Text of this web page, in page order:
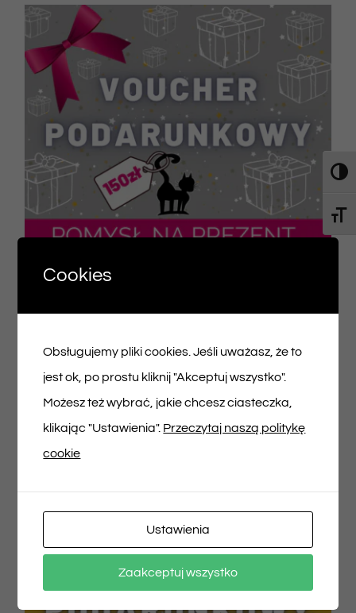
150,00zł
Dodaj do koszyka Szczegóły
Cookies
Obsługujemy pliki cookies. Jeśli uważasz, że to
jest ok, po prostu kliknij "Akceptuj wszystko".
Możesz też wybrać, jakie chcesz ciasteczka,
klikając "Ustawienia". Przeczytaj naszą politykę
cookie
Ustawienia
Zaakceptuj wszystko